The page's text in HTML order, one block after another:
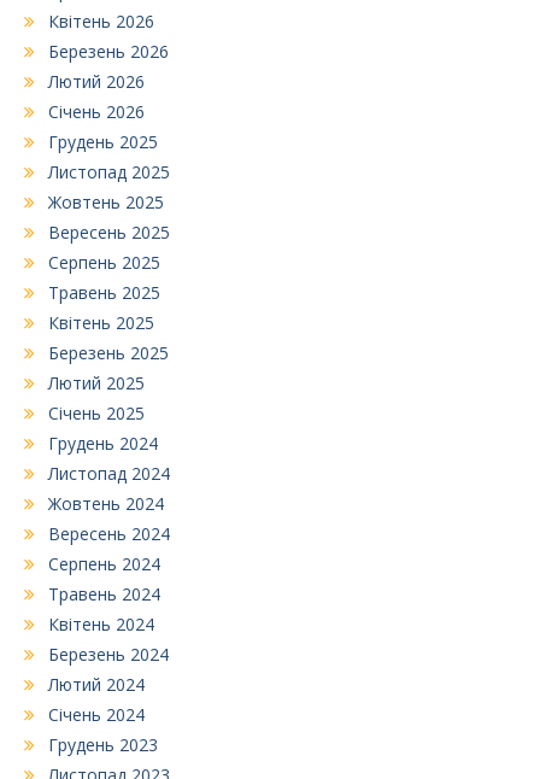
Квітень 2026
Березень 2026
Лютий 2026
Січень 2026
Грудень 2025
Листопад 2025
Жовтень 2025
Вересень 2025
Серпень 2025
Травень 2025
Квітень 2025
Березень 2025
Лютий 2025
Січень 2025
Грудень 2024
Листопад 2024
Жовтень 2024
Вересень 2024
Серпень 2024
Травень 2024
Квітень 2024
Березень 2024
Лютий 2024
Січень 2024
Грудень 2023